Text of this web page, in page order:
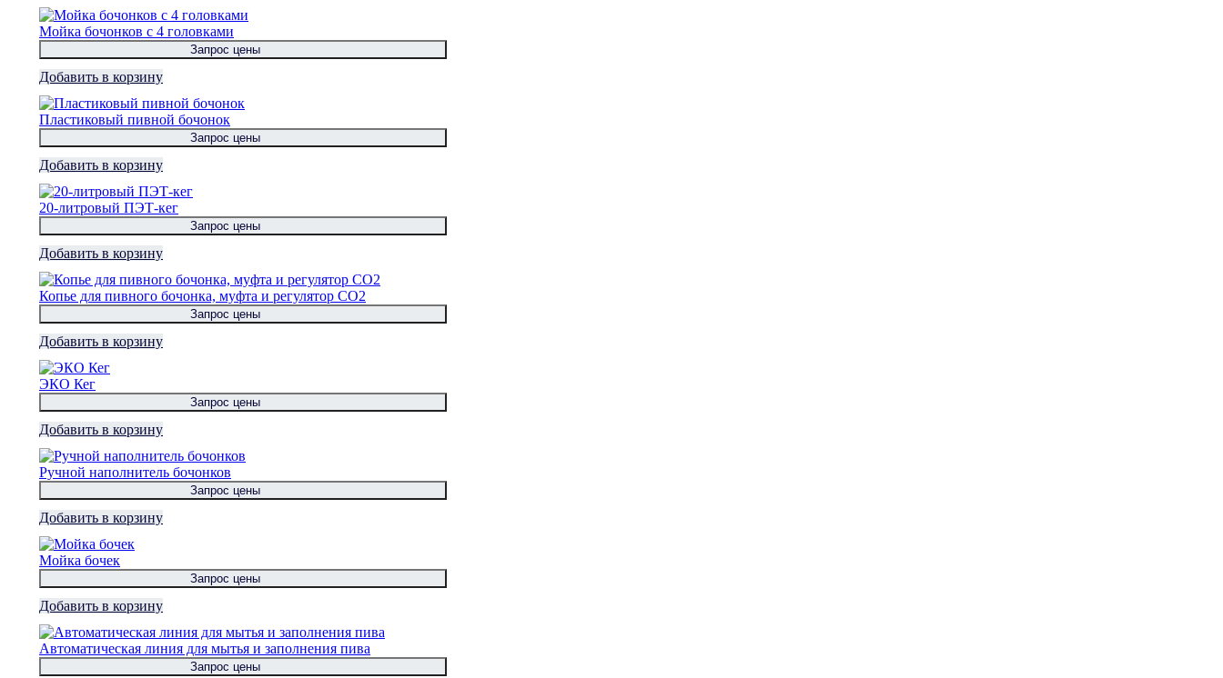
Мойка бочонков с 4 головками
Запрос цены
Добавить в корзину
Пластиковый пивной бочонок
Запрос цены
Добавить в корзину
20-литровый ПЭТ-кег
Запрос цены
Добавить в корзину
Копье для пивного бочонка, муфта и регулятор CO2
Запрос цены
Добавить в корзину
ЭКО Кег
Запрос цены
Добавить в корзину
Ручной наполнитель бочонков
Запрос цены
Добавить в корзину
Мойка бочек
Запрос цены
Добавить в корзину
Автоматическая линия для мытья и заполнения пива
Запрос цены